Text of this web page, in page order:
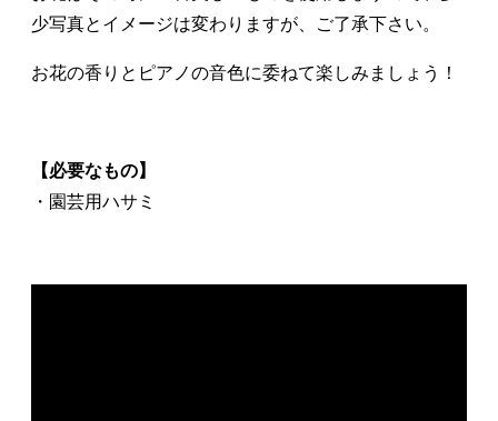
少写真とイメージは変わりますが、ご了承下さい。
お花の香りとピアノの音色に委ねて楽しみましょう！
【必要なもの】
・園芸用ハサミ